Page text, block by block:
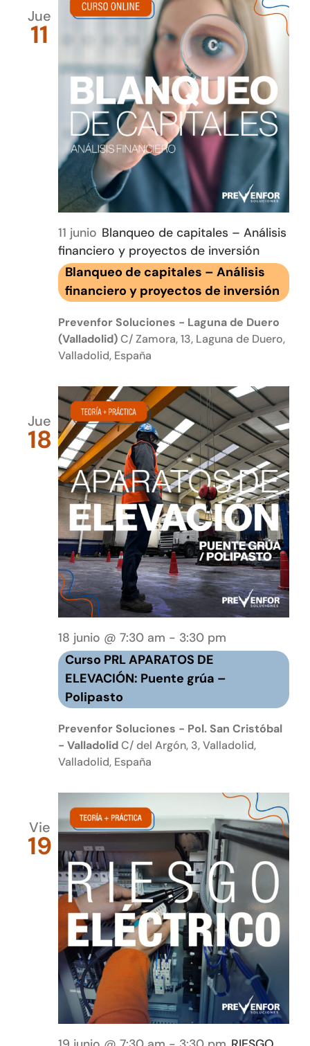
Jue
11
11 junio Blanqueo de capitales – Análisis
financiero y proyectos de inversión
Blanqueo de capitales – Análisis
financiero y proyectos de inversión
Prevenfor Soluciones - Laguna de Duero
(Valladolid)C/ Zamora, 13, Laguna de Duero,
Valladolid, España
Jue
18
18 junio @ 7:30 am - 3:30 pm
PRL
Puente
grúa
–
Curso PRL APARATOS DE
ELEVACIÓN: Puente grúa –
Polipasto
Prevenfor Soluciones - Pol. San Cristóbal
- ValladolidC/ del Argón, 3, Valladolid,
Valladolid, España
Vie
19